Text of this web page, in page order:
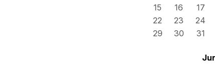
15
16 17
22
23 24
29
30 31